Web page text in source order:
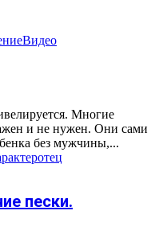
Видео
Многие
и не нужен. Они сами
без мужчины,...
отец
пески.